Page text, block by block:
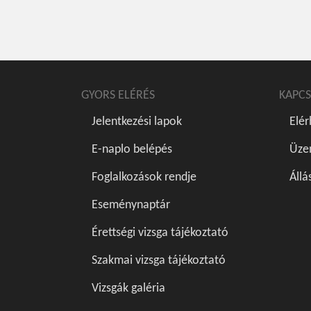
GYORS ELÉRÉS
Jelentkezési lapok
E-naplo belépés
Foglalkozások rendje
Eseménynaptár
Érettségi vizsga tájékoztató
Szakmai vizsga tájékoztató
Vizsgák galéria